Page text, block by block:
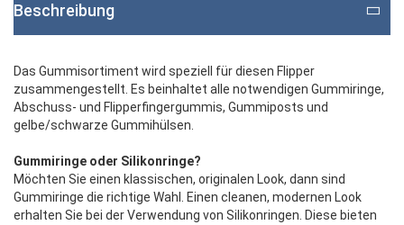
Beschreibung
Das Gummisortiment wird speziell für diesen Flipper
zusammengestellt. Es beinhaltet alle notwendigen Gummiringe,
Abschuss- und Flipperfingergummis, Gummiposts und
gelbe/schwarze Gummihülsen.
Gummiringe oder Silikonringe?
Möchten Sie einen klassischen, originalen Look, dann sind
Gummiringe die richtige Wahl. Einen cleanen, modernen Look
erhalten Sie bei der Verwendung von Silikonringen. Diese bieten